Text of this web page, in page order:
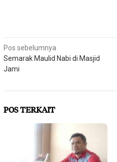
Navigasi
pos
Pos sebelumnya
Semarak Maulid Nabi di Masjid
Jami
POS TERKAIT